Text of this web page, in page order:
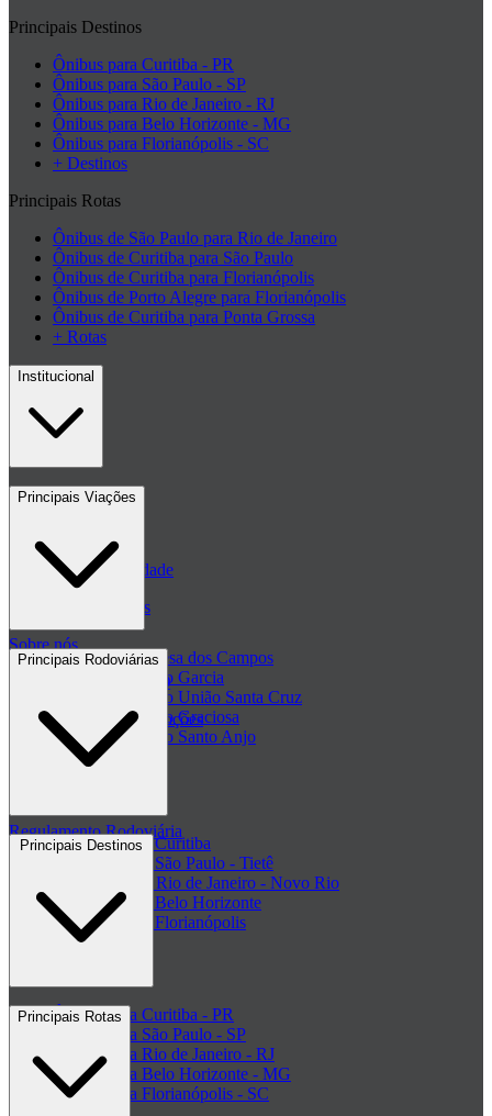
Principais Destinos
Ônibus para Curitiba - PR
Ônibus para São Paulo - SP
Ônibus para Rio de Janeiro - RJ
Ônibus para Belo Horizonte - MG
Ônibus para Florianópolis - SC
+ Destinos
Principais Rotas
Ônibus de São Paulo para Rio de Janeiro
Ônibus de Curitiba para São Paulo
Ônibus de Curitiba para Florianópolis
Ônibus de Porto Alegre para Florianópolis
Ônibus de Curitiba para Ponta Grossa
+ Rotas
Institucional
Contato
Políticas de Privacidade
Passagens de ônibus
Sobre nós
Central de ajuda - FAQ
Regulamento de Promoções
Clube de ofertas
Regulamento Rodoviária
Principais Viações
Passagem Princesa dos Campos
Passagem Viação Garcia
Passagem Viação União Santa Cruz
Passagem Viação Graciosa
Passagem Viação Santo Anjo
+ Viações
Principais Rodoviárias
Rodoviária de Curitiba
Rodoviária de São Paulo - Tietê
Rodoviária do Rio de Janeiro - Novo Rio
Rodoviária de Belo Horizonte
Rodoviária de Florianópolis
+ Rodoviárias
Ônibus para Curitiba - PR
Ônibus para São Paulo - SP
Ônibus para Rio de Janeiro - RJ
Ônibus para Belo Horizonte - MG
Ônibus para Florianópolis - SC
Principais Rotas